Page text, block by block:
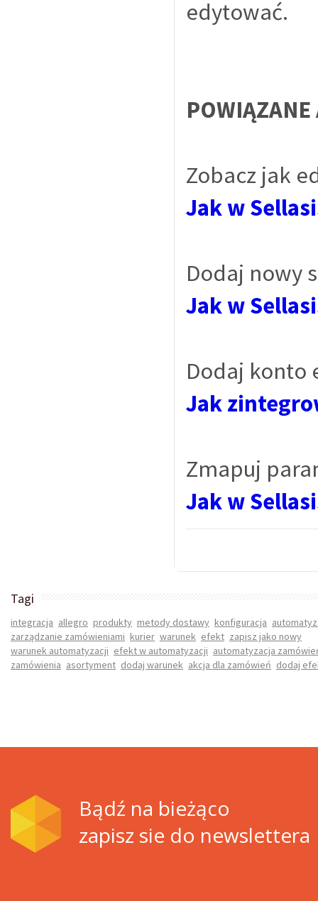
edytować.
POWIĄZANE
Zobacz jak
Jak w
Dodaj nowy
Jak w
Dodaj konto
Jak
Zmapuj
Jak w
Tagi
integracja allegro produkty metody dostawy konfiguracja
zarządzanie zamówieniami kurier warunek efekt zapisz jako nowy
warunek automatyzacji efekt w automatyzacji automatyzacja
zamówienia asortyment dodaj warunek akcja dla zamówień dodaj
Bądź na bieżąco
zapisz sie do newslettera